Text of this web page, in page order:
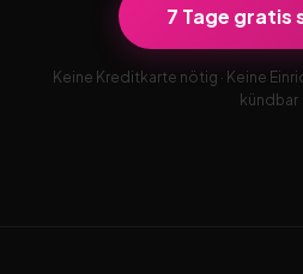
7 Tage gratis
Keine Kreditkarte nötig · Keine
kündbar